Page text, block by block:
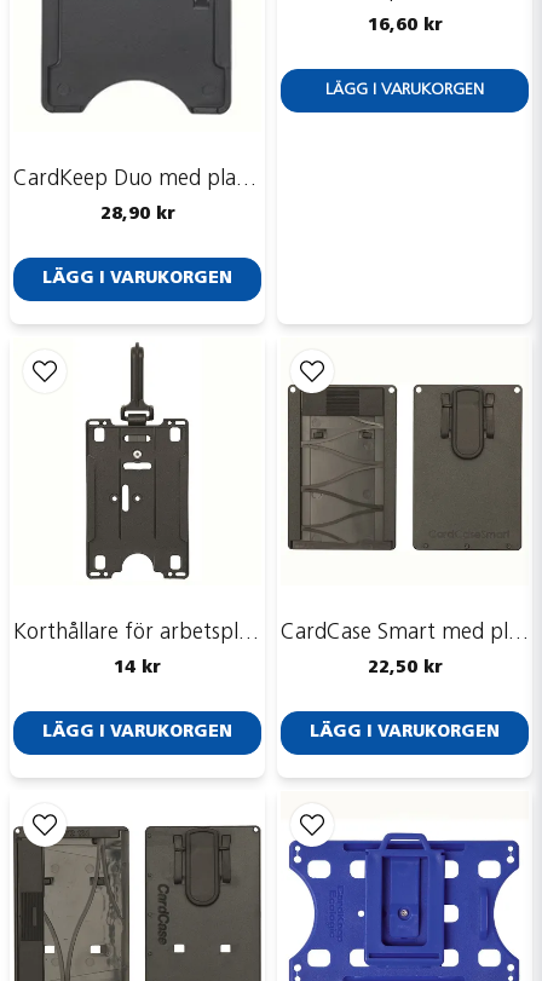
Skicka fråga
CardKeep Duo med plastclip <br> Art.nr A0086F
28,90 kr
LÄGG I VARUKORGEN
16,60 kr
LÄGG I VARUKORGEN
Korthållare för arbetsplagg <br> Art.nr A0049F
14 kr
LÄGG I VARUKORGEN
CardCase Smart med plastclip <br> Art.nr A0060F
22,50 kr
LÄGG I VARUKORGEN